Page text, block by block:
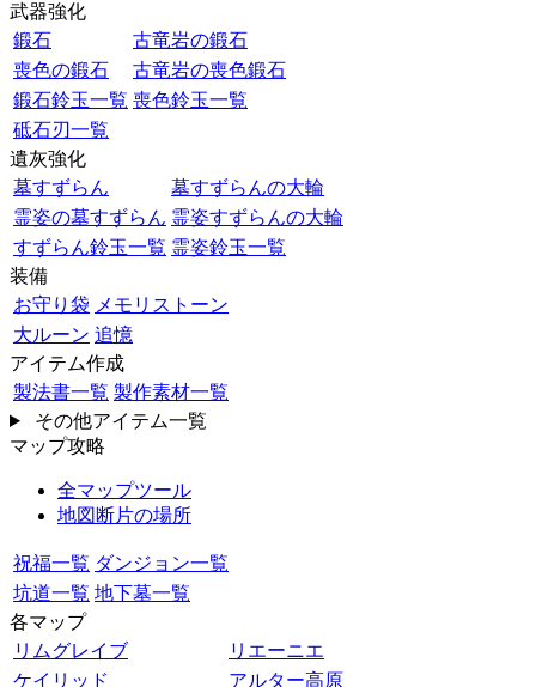
武器強化
鍛石
古竜岩の鍛石
喪色の鍛石
古竜岩の喪色鍛石
鍛石鈴玉一覧 喪色鈴玉一覧
砥石刃一覧
遺灰強化
墓すずらん
墓すずらんの大輪
霊姿の墓すずらん 霊姿すずらんの大輪
すずらん鈴玉一覧 霊姿鈴玉一覧
装備
お守り袋 メモリストーン
大ルーン 追憶
アイテム作成
製法書一覧 製作素材一覧
その他アイテム一覧
マップ攻略
全マップツール
地図断片の場所
祝福一覧 ダンジョン一覧
坑道一覧 地下墓一覧
各マップ
リムグレイブ
リエーニエ
ケイリッド
アルター高原